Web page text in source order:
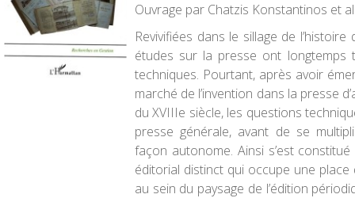
Ouvrage par Chatzis Konstantinos et
Revivifiées dans le sillage de
études sur la presse ont longtemps
techniques. Pourtant, après avoir
marché de l’invention dans la presse
du XVIIIe siècle, les questions
presse générale, avant de se
façon autonome. Ainsi s’est
éditorial distinct qui occupe une
au sein du paysage de l’édition